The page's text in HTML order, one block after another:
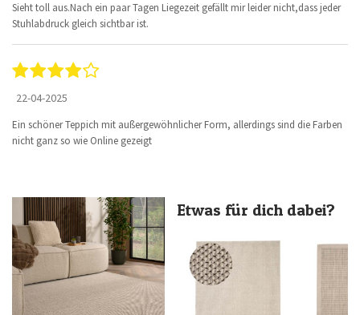
Sieht toll aus.Nach ein paar Tagen Liegezeit gefällt mir leider nicht,dass jeder
Stuhlabdruck gleich sichtbar ist.
22-04-2025
Ein schöner Teppich mit außergewöhnlicher Form, allerdings sind die Farben
nicht ganz so wie Online gezeigt
Etwas für dich dabei?